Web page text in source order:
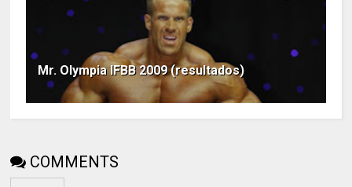
Mr. Olympia IFBB 2009 (resultados)
COMMENTS